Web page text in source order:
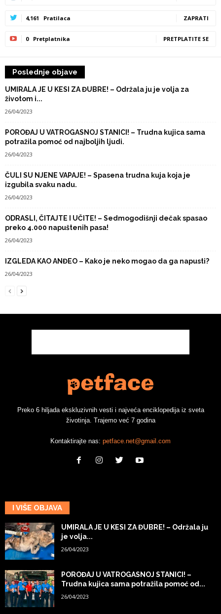
4,161 Pratilaca ZAPRATI
0 Pretplatnika PRETPLATITE SE
Poslednje objave
UMIRALA JE U KESI ZA ĐUBRE! – Održala ju je volja za
životom i...
26/04/2023
POROĐAJ U VATROGASNOJ STANICI! – Trudna kujica sama
potražila pomoć od najboljih ljudi.
26/04/2023
ČULI SU NJENE VAPAJE! – Spasena trudna kuja koja je
izgubila svaku nadu.
26/04/2023
ODRASLI, ČITAJTE I UČITE! – Sedmogodišnji dečak spasao
preko 4.000 napuštenih pasa!
26/04/2023
IZGLEDA KAO ANĐEO – Kako je neko mogao da ga napusti?
26/04/2023
Preko 6 hiljada ekskluzivnih vesti i najveća enciklopedija iz sveta
životinja. Trajemo već 7 godina
Kontaktirajte nas: petface.net@gmail.com
I VIŠE OBJAVA
UMIRALA JE U KESI ZA ĐUBRE! – Održala ju
je volja...
26/04/2023
POROĐAJ U VATROGASNOJ STANICI! –
Trudna kujica sama potražila pomoć od...
26/04/2023